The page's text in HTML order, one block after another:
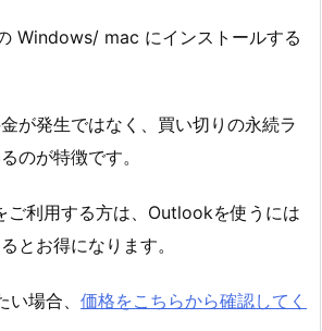
Windows/ mac にインストールする
が発生ではなく、買い切りの永続ラ
のが特徴です。
利用する方は、Outlookを使うには
とお得になります。
場合、 価格をこちらから確認してく